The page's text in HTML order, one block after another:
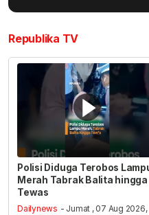
Republika TV
Polisi Diduga Terobos
Merah Tabrak Balita hingga
Tewas
Dailynews - Jumat , 07 Aug 2026,